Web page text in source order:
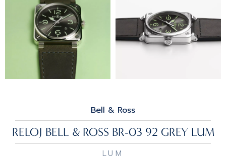
Bell & Ross
RELOJ BELL & ROSS BR-03 92 GREY LUM
LUM